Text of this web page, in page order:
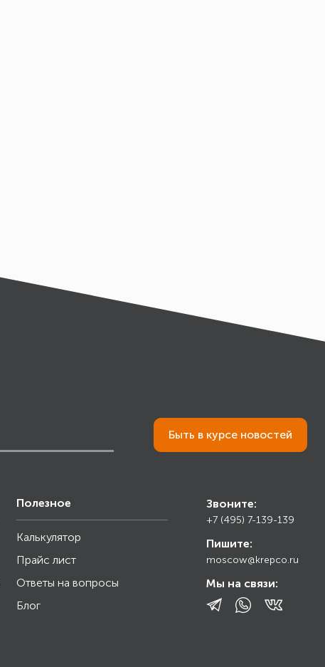
Быть в курсе новостей
Полезное
Калькулятор
Прайс лист
Ответы на вопросы
Блог
Звоните:
+7 (495) 7-139-139
Пишите:
moscow@krepco.ru
Мы на связи: